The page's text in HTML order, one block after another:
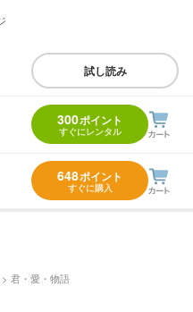
試し読み
300ポイント
すぐにレンタル
648ポイント
すぐに購入
君・愛・物語